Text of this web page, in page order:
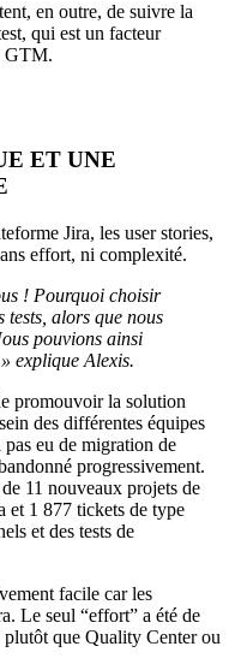
en outre, de suivre la
qui est un facteur
GTM.
ET UNE
Jira, les user stories,
effort, ni complexité.
! Pourquoi choisir
alors que nous
pouvions ainsi
explique Alexis.
promouvoir la solution
des différentes équipes
eu de migration de
progressivement.
11 nouveaux projets de
et 1 877 tickets de type
et des tests de
facile car les
Le seul “effort” a été de
que Quality Center ou